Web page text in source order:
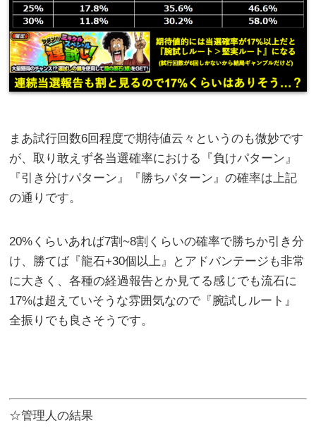
まあ試行回数6回程度で期待値云々というのも微妙です
が、取り敢えず各当選確率における『負けパターン』
『引き分けパターン』『勝ちパターン』の確率は上記
の通りです。
20%くらいあれば7割~8割くらいの確率で勝ちか引き分
け、勝てば『龍石+30個以上』とアドバンテージも非常
に大きく、各種の経過報告とか見てる感じでも流石に
17%は超えていそうな雰囲気なので『腕試しルート』
全振りでも良さそうです。
☆管理人の結果